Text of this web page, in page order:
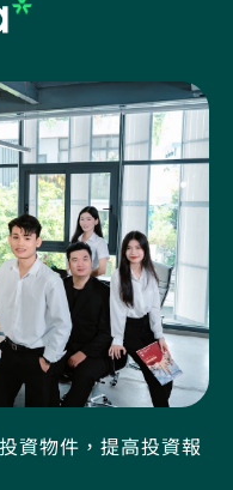
資物件，提高投資報